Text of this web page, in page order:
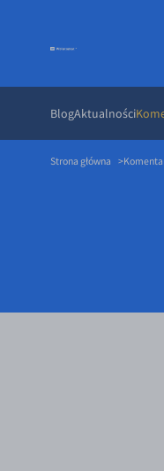
BlogAktualności
Strona główna